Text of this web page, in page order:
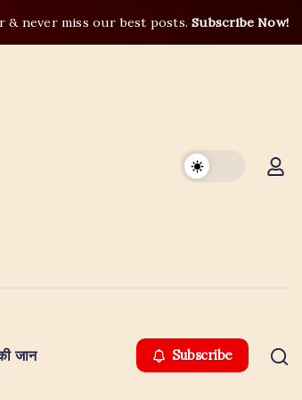
& never miss our best posts.Subscribe Now!
जान Subscribe